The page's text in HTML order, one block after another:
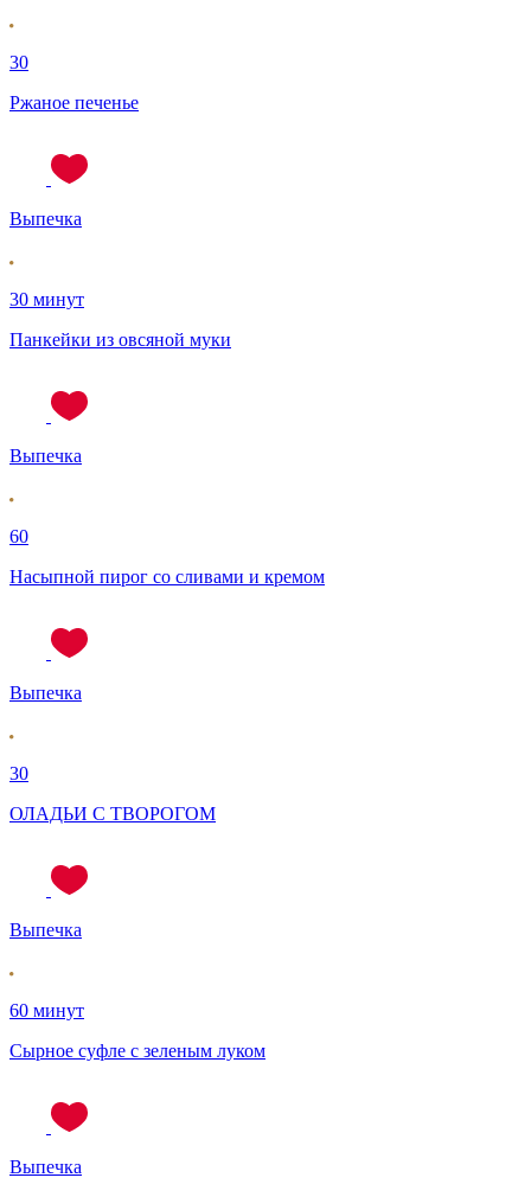
30
Ржаное печенье
Выпечка
30 минут
Панкейки из овсяной муки
Выпечка
60
Насыпной пирог со сливами и кремом
Выпечка
30
ОЛАДЬИ С ТВОРОГОМ
Выпечка
60 минут
Сырное суфле с зеленым луком
Выпечка